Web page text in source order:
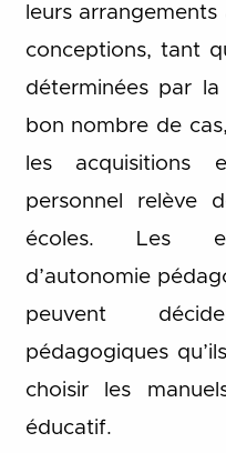
leurs
conceptions, tant
déterminées par
bon nombre de
les acquisitions
personnel relève
écoles. Les
d’autonomie
peuvent
pédagogiques
choisir les
éducatif.